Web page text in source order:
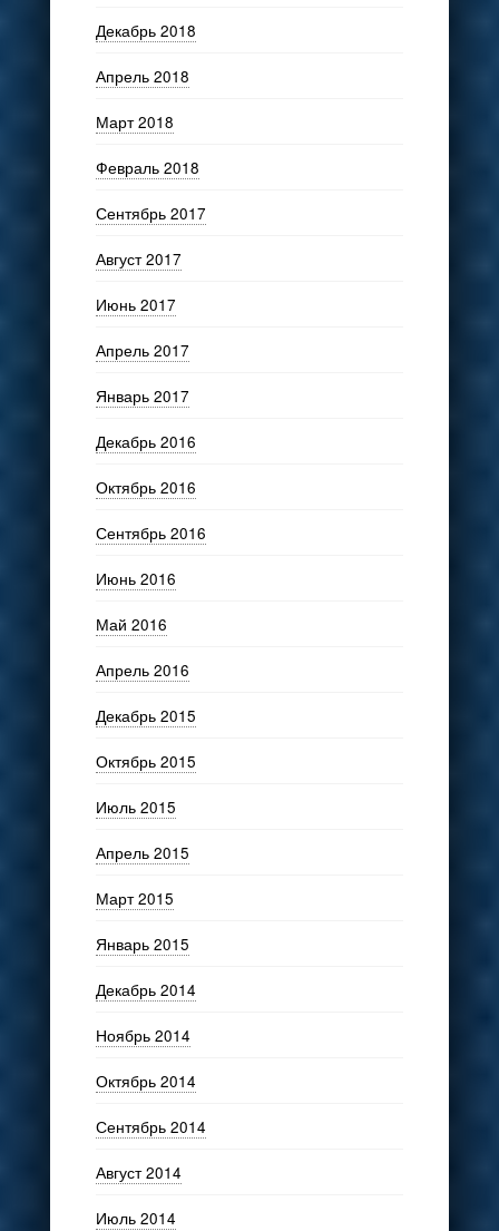
Декабрь 2018
Апрель 2018
Март 2018
Февраль 2018
Сентябрь 2017
Август 2017
Июнь 2017
Апрель 2017
Январь 2017
Декабрь 2016
Октябрь 2016
Сентябрь 2016
Июнь 2016
Май 2016
Апрель 2016
Декабрь 2015
Октябрь 2015
Июль 2015
Апрель 2015
Март 2015
Январь 2015
Декабрь 2014
Ноябрь 2014
Октябрь 2014
Сентябрь 2014
Август 2014
Июль 2014